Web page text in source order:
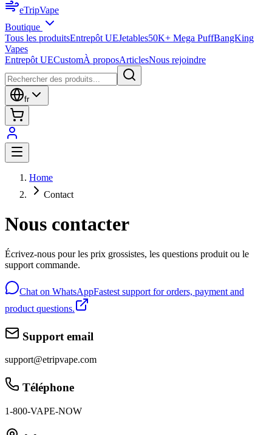
eTripVape
Boutique
Tous les produitsEntrepôt UEJetables50K+ Mega PuffBangKing
Vapes
Entrepôt UECustomÀ proposArticlesNous rejoindre
fr
Home
Contact
Nous contacter
Écrivez-nous pour les prix grossistes, les questions produit ou le
support commande.
Chat on WhatsAppFastest support for orders, payment and
product questions.
Support email
support@etripvape.com
Téléphone
1-800-VAPE-NOW